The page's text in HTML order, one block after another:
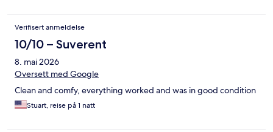
Verifisert anmeldelse
10/10 – Suverent
8. mai 2026
Oversett med Google
Clean and comfy, everything worked and was in good condition
Stuart, reise på 1 natt